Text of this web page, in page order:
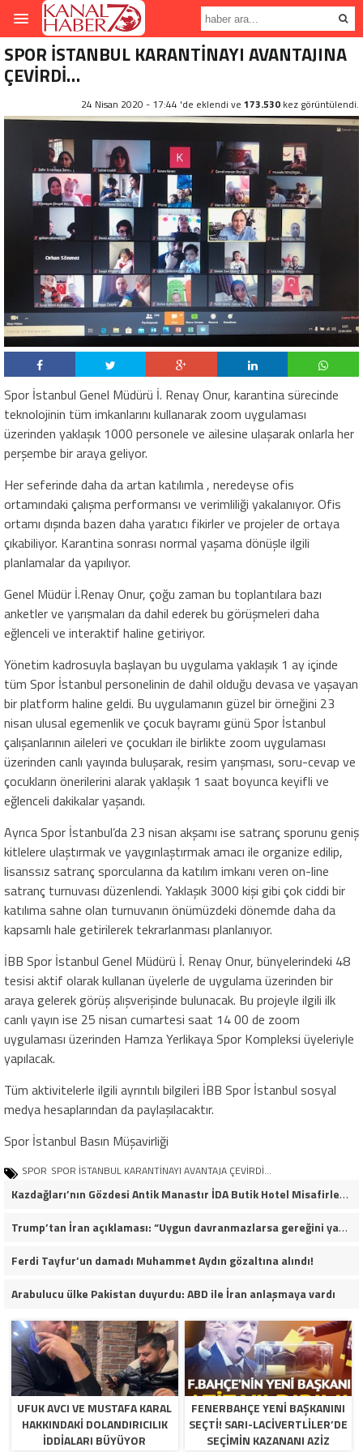
SPOR İSTANBUL KARANTİNAYI AVANTAJINA
ÇEVİRDİ…
24 Nisan 2020 - 17:44 'de eklendi ve 173.530 kez görüntülendi.
Spor İstanbul Genel Müdürü İ. Renay Onur, karantina sürecinde
teknolojinin tüm imkanlarını kullanarak zoom uygulaması
üzerinden yaklaşık 1000 personele ve ailesine ulaşarak onlarla her
perşembe bir araya geliyor.
Her seferinde daha da artan katılımla , neredeyse ofis
ortamındaki çalışma performansı ve verimliliği yakalanıyor. Ofis
ortamı dışında bazen daha yaratıcı fikirler ve projeler de ortaya
çıkabiliyor. Karantina sonrası normal yaşama dönüşle ilgili
planlamalar da yapılıyor.
Genel Müdür İ.Renay Onur, çoğu zaman bu toplantılara bazı
anketler ve yarışmaları da dahil ederek bu görüşmeleri daha
eğlenceli ve interaktif haline getiriyor.
Yönetim kadrosuyla başlayan bu uygulama yaklaşık 1 ay içinde
tüm Spor İstanbul personelinin de dahil olduğu devasa ve yaşayan
bir platform haline geldi. Bu uygulamanın güzel bir örneğini 23
nisan ulusal egemenlik ve çocuk bayramı günü Spor İstanbul
çalışanlarının aileleri ve çocukları ile birlikte zoom uygulaması
üzerinden canlı yayında buluşarak, resim yarışması, soru-cevap ve
çocukların önerilerini alarak yaklaşık 1 saat boyunca keyifli ve
eğlenceli dakikalar yaşandı.
Ayrıca Spor İstanbul’da 23 nisan akşamı ise satranç sporunu geniş
kitlelere ulaştırmak ve yaygınlaştırmak amacı ile organize edilip,
lisanssız satranç sporcularına da katılım imkanı veren on-line
satranç turnuvası düzenlendi. Yaklaşık 3000 kişi gibi çok ciddi bir
katılıma sahne olan turnuvanın önümüzdeki dönemde daha da
kapsamlı hale getirilerek tekrarlanması planlanıyor.
İBB Spor İstanbul Genel Müdürü İ. Renay Onur, bünyelerindeki 48
tesisi aktif olarak kullanan üyelerle de uygulama üzerinden bir
araya gelerek görüş alışverişinde bulunacak. Bu projeyle ilgili ilk
canlı yayın ise 25 nisan cumartesi saat 14 00 de zoom
uygulaması üzerinden Hamza Yerlikaya Spor Kompleksi üyeleriyle
yapılacak.
Tüm aktivitelerle ilgili ayrıntılı bilgileri İBB Spor İstanbul sosyal
medya hesaplarından da paylaşılacaktır.
Spor İstanbul Basın Müşavirliği
SPOR SPOR İSTANBUL KARANTİNAYI AVANTAJA ÇEVİRDİ…
Kazdağları’nın Gözdesi Antik Manastır İDA Butik Hotel Misafirlerinden Tam Not Alıyor
Trump’tan İran açıklaması: “Uygun davranmazlarsa gereğini yaparım”
Ferdi Tayfur’un damadı Muhammet Aydın gözaltına alındı!
Arabulucu ülke Pakistan duyurdu: ABD ile İran anlaşmaya vardı
UFUK AVCI VE MUSTAFA KARAL
HAKKINDAKI DOLANDIRICILIK
İDDIALARI BÜYÜYOR
FENERBAHÇE YENI BAŞKANINI
SEÇTI! SARI-LACIVERTLILER’DE
SEÇIMIN KAZANANI AZIZ